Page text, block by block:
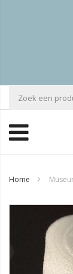
Home